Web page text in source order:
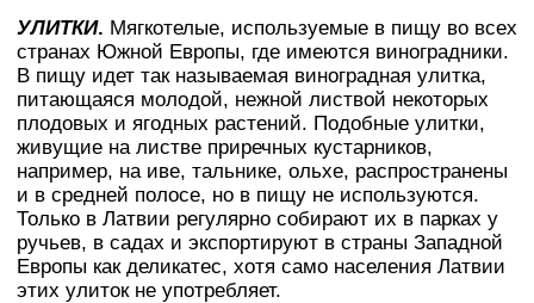
УЛИТКИ. Мягкотелые, используемые в пищу во всех
странах Южной Европы, где имеются виноградники.
В пищу идет так называемая виноградная улитка,
питающаяся молодой, нежной листвой некоторых
плодовых и ягодных растений. Подобные улитки,
живущие на листве приречных кустарников,
например, на иве, тальнике, ольхе, распространены
и в средней полосе, но в пищу не используются.
Только в Латвии регулярно собирают их в парках у
ручьев, в садах и экспортируют в страны Западной
Европы как деликатес, хотя само населения Латвии
этих улиток не употребляет.